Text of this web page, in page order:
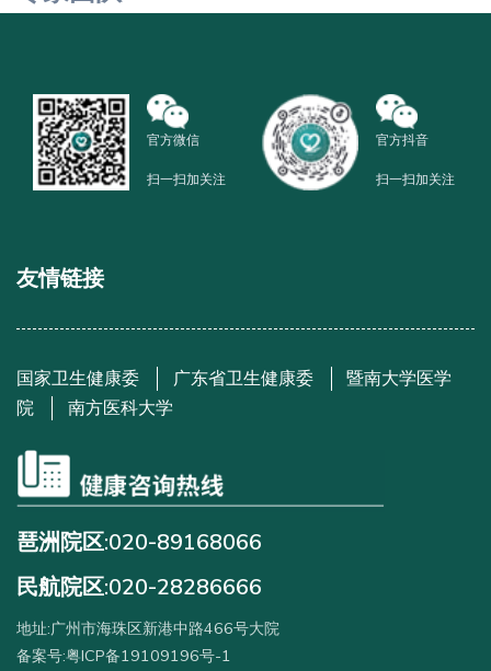
官方微信
扫一扫加关注
官方抖音
扫一扫加关注
友情链接
国家卫生健康委 广东省卫生健康委
暨南大学医学
院
南方医科大学
琶洲院区:020-89168066
民航院区:020-28286666
地址:广州市海珠区新港中路466号大院
备案号:粤ICP备19109196号-1